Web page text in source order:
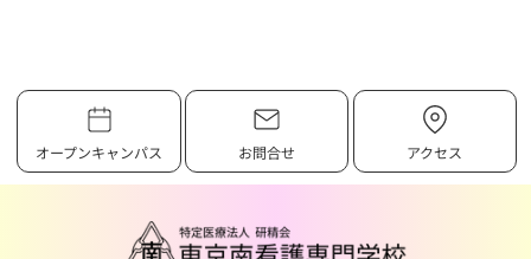
オープンキャンパス お問合せ アクセス